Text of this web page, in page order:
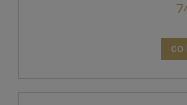
do